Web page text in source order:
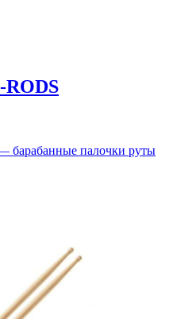
барабанные палочки руты